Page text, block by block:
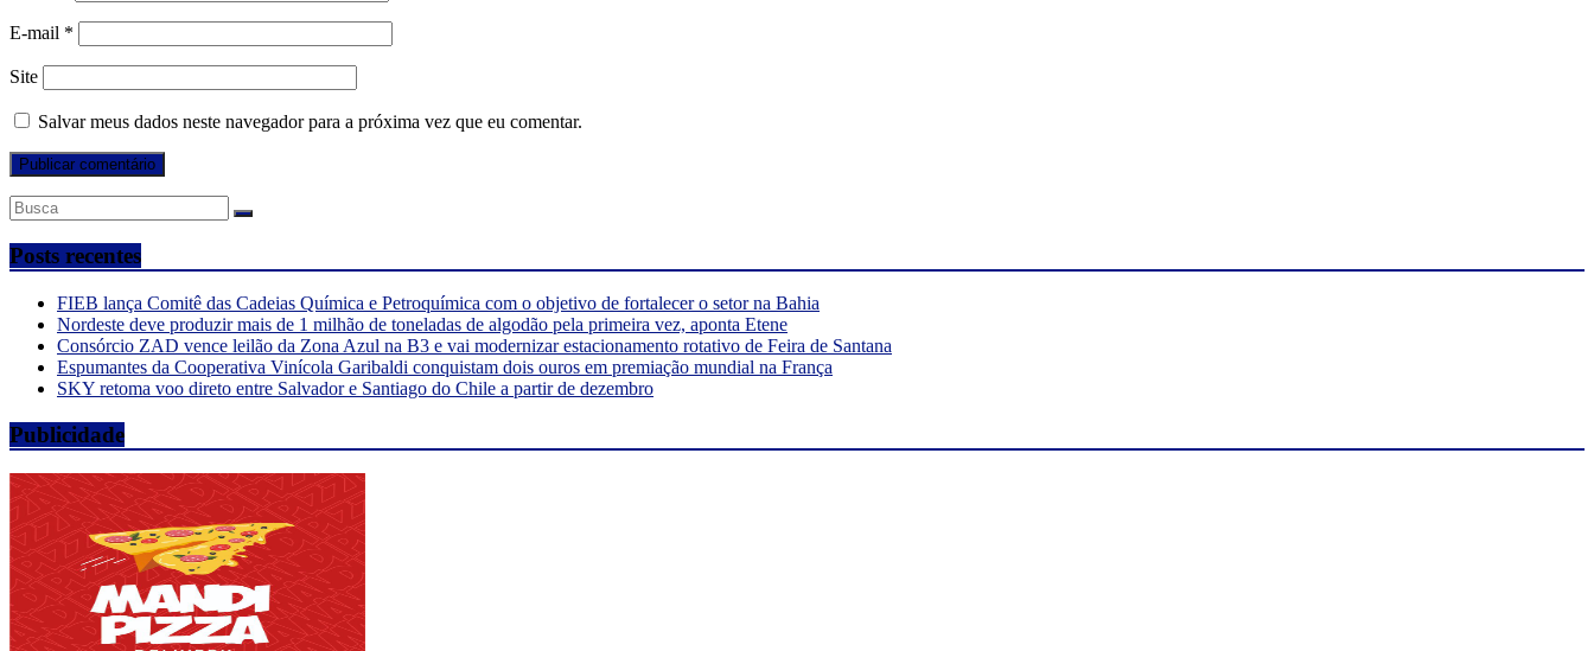
E-mail *
Site
Salvar meus dados neste navegador para a próxima vez que eu comentar.
Posts recentes
FIEB lança Comitê das Cadeias Química e Petroquímica com o objetivo de fortalecer o setor na Bahia
Nordeste deve produzir mais de 1 milhão de toneladas de algodão pela primeira vez, aponta Etene
Consórcio ZAD vence leilão da Zona Azul na B3 e vai modernizar estacionamento rotativo de Feira de Santana
Espumantes da Cooperativa Vinícola Garibaldi conquistam dois ouros em premiação mundial na França
SKY retoma voo direto entre Salvador e Santiago do Chile a partir de dezembro
Publicidade